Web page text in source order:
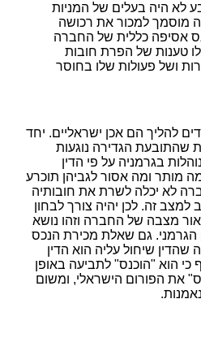
לא היה בעלים של המניות
מוסמך למכור את רכושה
אסיפה כללית של החברה
טענות של הפרת חובות
ושל פעולות שלו בחוסר
להליך הם אכן ישראליים. יחד
שהתובעת הגדירה נוגעות
בגרמניה על פי הדין
מותר ומה אסור לגביהן תוכרע
לא יכלה לשרת את חובותיה
זה. לכן יהיה צורך לבחון
מצבה של החברה וזהו נושא
הגרמני. גם שאלת מכירת הנכס
שיחול עליה הוא הדין
כי הוא "הוכנס" לתביעה באופן
את הפורום הישראלי, ומשום